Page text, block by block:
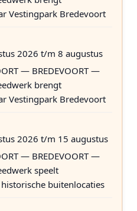
Vestingpark Bredevoort
2026 t/m 8 augustus
— BREDEVOORT —
brengt
Vestingpark Bredevoort
2026 t/m 15 augustus
— BREDEVOORT —
speelt
buitenlocaties